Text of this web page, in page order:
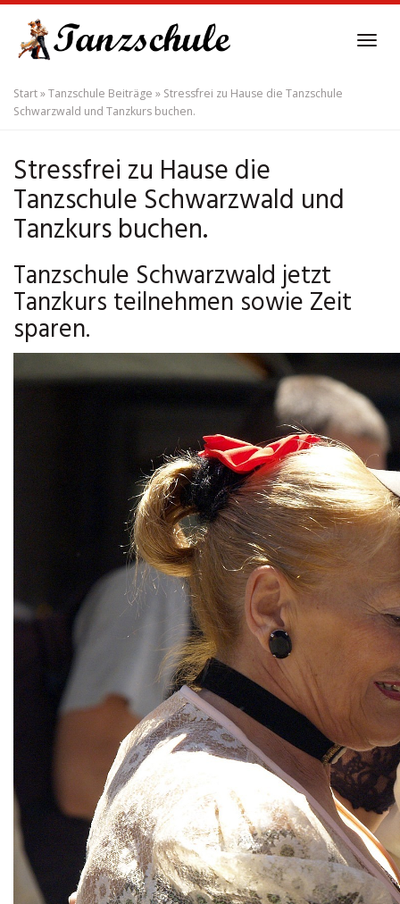
main
content
Start»Tanzschule Beiträge » Stressfrei zu Hause die Tanzschule
Schwarzwald und Tanzkurs buchen.
Stressfrei zu Hause die
Tanzschule Schwarzwald und
Tanzkurs buchen.
Tanzschule Schwarzwald jetzt
Tanzkurs teilnehmen sowie Zeit
sparen.